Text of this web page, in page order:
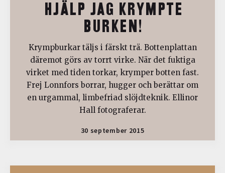
HJÄLP JAG KRYMPTE
BURKEN!
Krympburkar täljs i färskt trä. Bottenplattan
däremot görs av torrt virke. När det fuktiga
virket med tiden torkar, krymper botten fast.
Frej Lonnfors borrar, hugger och berättar om
en urgammal, limbefriad slöjdteknik. Ellinor
Hall fotograferar.
30 september 2015